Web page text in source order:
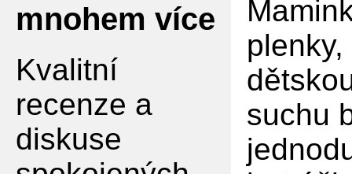
mnohem více
Kvalitní
recenze a
diskuse
suchu